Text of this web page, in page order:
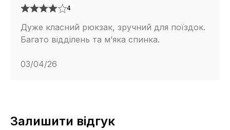
4
Дуже класний рюкзак, зручний для поїздок.
Багато відділень та м’яка спинка.
03/04/26
Залишити відгук